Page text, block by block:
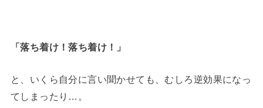
「落ち着け！落ち着け！」
と、いくら自分に言い聞かせても、むしろ逆効果になっ
てしまったり…。